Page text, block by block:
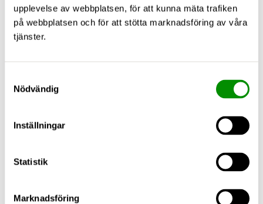
upplevelse av webbplatsen, för att kunna mäta trafiken
på webbplatsen och för att stötta marknadsföring av våra
tjänster.
Nödvändig
Inställningar
Statistik
Marknadsföring